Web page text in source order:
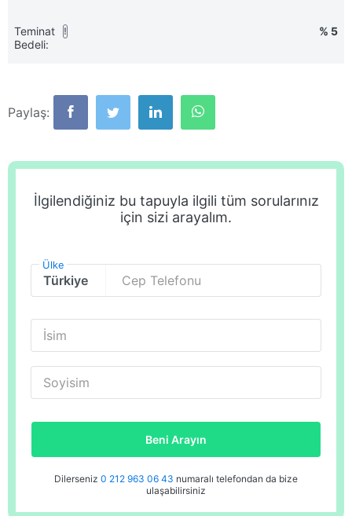
Teminat
Bedeli:
! % 5
Paylaş:
İlgilendiğiniz bu tapuyla ilgili tüm sorularınız
için sizi arayalım.
Ülke
Cep Telefonu
İsim
Soyisim
Beni Arayın
Dilerseniz 0 212 963 06 43 numaralı telefondan da bize
ulaşabilirsiniz